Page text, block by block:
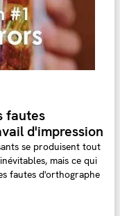
fautes
d'impression
se produisent tout
mais ce qui
fautes d'orthographe